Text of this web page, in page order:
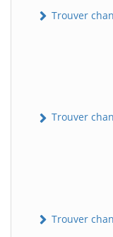
Trouver
Trouver
Trouver